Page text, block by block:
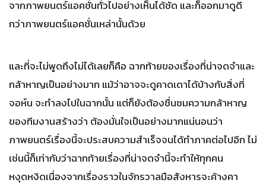
จากภาพยนตร์แอคชั่นทั่วไปอย่างเห็นได้ชัด และก็ออกมาดูดี
กว่าภาพยนตร์แอคชั่นเหล่านั้นด้วย
และที่จะไม่พูดถึงไม่ได้เลยก็คือ ฉากท้ายของเรื่องที่น่าจดจำและ
กล้าหาญเป็นอย่างมาก แม้ว่าอาจจะดูคาดเดาได้บ้างกับสิ่งที่
จอห์น จะทำลงไปในฉากนั้น แต่ก็ยังต้องชื่นชมความกล้าหาญ
ของทีมงานสร้างว่า ต้องมั่นใจเป็นอย่างมากแน่นอนว่า
ภาพยนตร์เรื่องนี้จะประสบความสำเร็จจนได้ทำภาคต่อไปอีก ไม่
เช่นนี้ก็เท่ากับว่าฉากท้ายเรื่องที่น่าจดจำนี้จะทำให้ทุกคน
หงุดหงิดเนื่องจากเรื่องราวในจักรวาลมือสังหารจะค้างคา